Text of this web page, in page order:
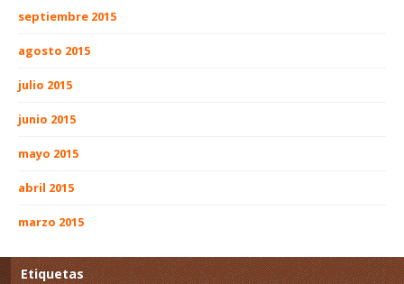
septiembre 2015
agosto 2015
julio 2015
junio 2015
mayo 2015
abril 2015
marzo 2015
Etiquetas